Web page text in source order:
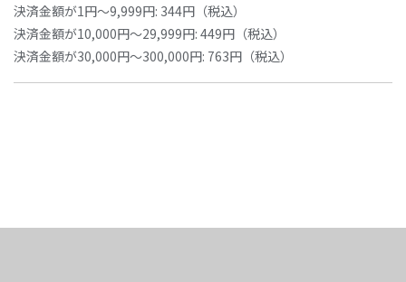
決済金額が1円～9,999円: 344円（税込）
決済金額が10,000円～29,999円: 449円（税込）
決済金額が30,000円～300,000円: 763円（税込）